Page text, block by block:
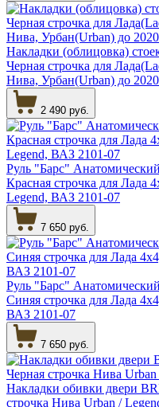
Накладки (облицовка)
Черная строчка для
Нива, Урбан(Urban) до 2020
2 490 руб.
Руль "Барс"
Красная строчка для Лада
Legend, ВАЗ 2101-07
7 650 руб.
Руль "Барс"
Синяя строчка для Лада
ВАЗ 2101-07
7 650 руб.
Накладки обивки двери
строчка Нива Urban /